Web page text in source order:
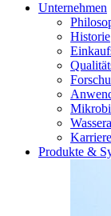
Unternehmen
Historie
Karriere
Produkte &